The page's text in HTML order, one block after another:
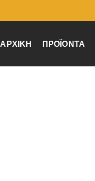
ΑΡΧΙΚΉ ΠΡΟΪΌΝΤΑ